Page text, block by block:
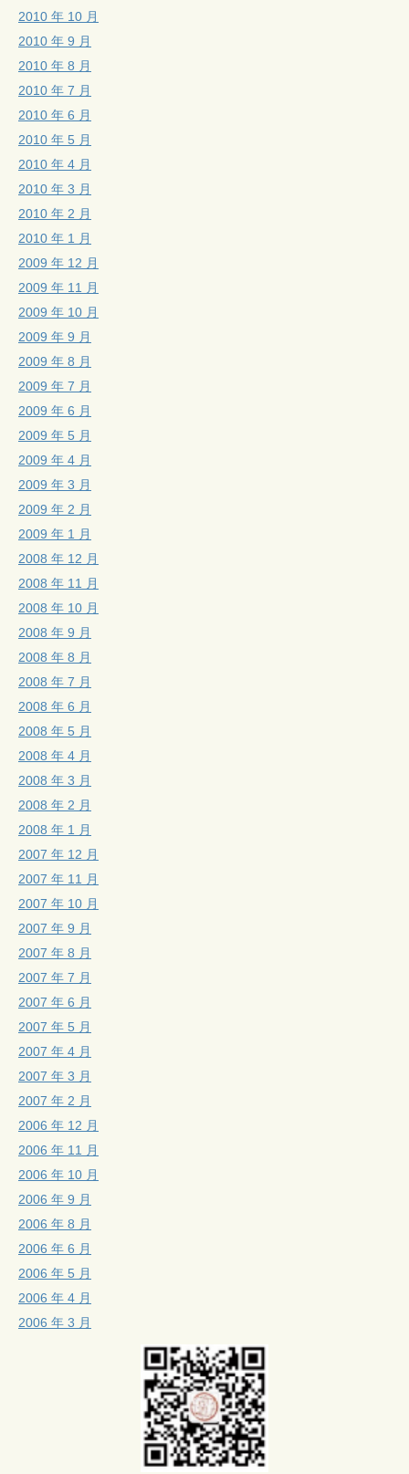
2010 年 10 月
2010 年 9 月
2010 年 8 月
2010 年 7 月
2010 年 6 月
2010 年 5 月
2010 年 4 月
2010 年 3 月
2010 年 2 月
2010 年 1 月
2009 年 12 月
2009 年 11 月
2009 年 10 月
2009 年 9 月
2009 年 8 月
2009 年 7 月
2009 年 6 月
2009 年 5 月
2009 年 4 月
2009 年 3 月
2009 年 2 月
2009 年 1 月
2008 年 12 月
2008 年 11 月
2008 年 10 月
2008 年 9 月
2008 年 8 月
2008 年 7 月
2008 年 6 月
2008 年 5 月
2008 年 4 月
2008 年 3 月
2008 年 2 月
2008 年 1 月
2007 年 12 月
2007 年 11 月
2007 年 10 月
2007 年 9 月
2007 年 8 月
2007 年 7 月
2007 年 6 月
2007 年 5 月
2007 年 4 月
2007 年 3 月
2007 年 2 月
2006 年 12 月
2006 年 11 月
2006 年 10 月
2006 年 9 月
2006 年 8 月
2006 年 6 月
2006 年 5 月
2006 年 4 月
2006 年 3 月